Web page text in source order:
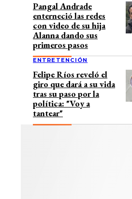
Pangal Andrade
enterneció las redes
con video de su hija
Alanna dando sus
primeros pasos
ENTRETENCIÓN
Felipe Ríos reveló el
giro que dará a su vida
tras su paso por la
política: "Voy a
tantear"